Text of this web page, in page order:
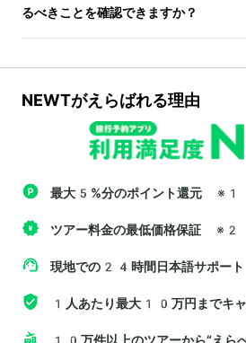
るべきことを確認できますか？
NEWTがえらばれる理由
最大5%分のポイント還元 ※1
ツアー料金の最低価格保証 ※2
現地での24時間日本語サポート
1人あたり最大10万円までキャ